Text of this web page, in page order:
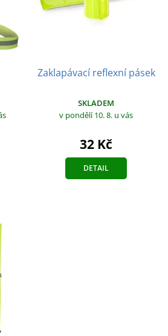
Zaklapávací reflexní pásek
SKLADEM
v pondělí 10. 8. u vás
32 Kč
DETAIL